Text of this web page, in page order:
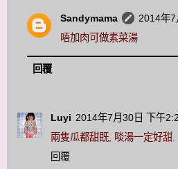
Sandymama
2014年
唔加肉可做素菜湯
回覆
Luyi 2014年7月30日 下午
兩隻瓜都甜既, 啖湯一定好甜.
回覆